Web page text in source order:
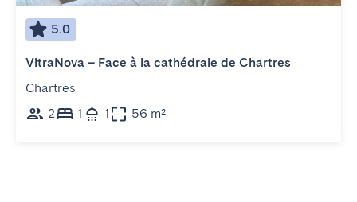
5.0
VitraNova – Face à la cathédrale de Chartres
Chartres
2
1 1 56 m²